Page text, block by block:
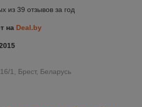
из 39 отзывов за год
на Deal.by
1, Брест, Беларусь